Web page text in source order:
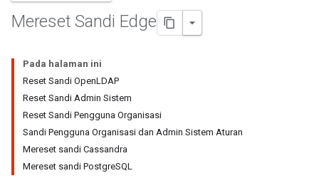
Mereset Sandi Edge
Pada halaman ini
Reset Sandi OpenLDAP
Reset Sandi Admin Sistem
Reset Sandi Pengguna Organisasi
Sandi Pengguna Organisasi dan Admin Sistem Aturan
Mereset sandi Cassandra
Mereset sandi PostgreSQL